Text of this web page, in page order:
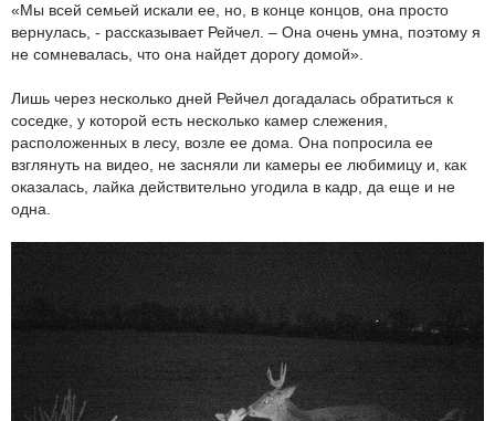
«Мы всей семьей искали ее, но, в конце концов, она просто
вернулась, - рассказывает Рейчел. – Она очень умна, поэтому я
не сомневалась, что она найдет дорогу домой».
Лишь через несколько дней Рейчел догадалась обратиться к
соседке, у которой есть несколько камер слежения,
расположенных в лесу, возле ее дома. Она попросила ее
взглянуть на видео, не засняли ли камеры ее любимицу и, как
оказалась, лайка действительно угодила в кадр, да еще и не
одна.